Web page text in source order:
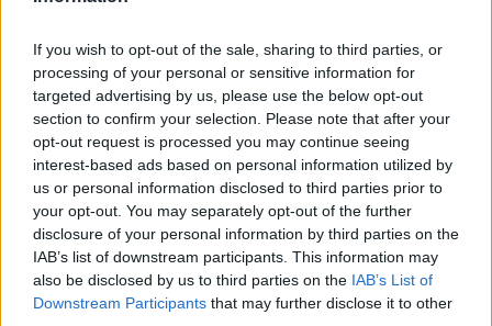
If you wish to opt-out of the sale, sharing to third parties, or
processing of your personal or sensitive information for
targeted advertising by us, please use the below opt-out
section to confirm your selection. Please note that after your
opt-out request is processed you may continue seeing
interest-based ads based on personal information utilized by
us or personal information disclosed to third parties prior to
your opt-out. You may separately opt-out of the further
disclosure of your personal information by third parties on the
IAB’s list of downstream participants. This information may
also be disclosed by us to third parties on the IAB’s List of
Downstream Participants that may further disclose it to other
Aktuelt